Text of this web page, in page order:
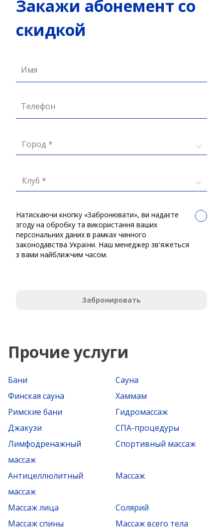
Закажи абонемент со
скидкой
Имя
Телефон
Город *
Клуб *
Натискаючи кнопку «Забронювати», ви надаєте
згоду на обробку та використання ваших
персональних даних в рамках чинного
законодавства України. Наш менеджер зв'яжеться
з вами найближчим часом.
Забронировать
Прочие услуги
Бани
Сауна
Финская сауна
Хаммам
Римские бани
Гидромассаж
Джакузи
СПА-процедуры
Лимфодренажный
массаж
Спортивный массаж
Антицеллюлитный
массаж
Массаж
Массаж лица
Солярий
Массаж спины
Массаж всего тела